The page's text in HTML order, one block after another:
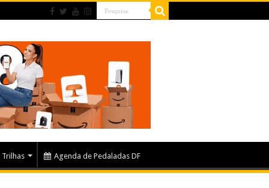
Trilhas Agenda de Pedaladas DF